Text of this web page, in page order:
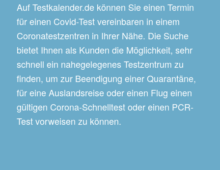
Auf Testkalender.de können Sie einen Termin
für einen Covid-Test vereinbaren in einem
Coronatestzentren in Ihrer Nähe. Die Suche
bietet Ihnen als Kunden die Möglichkeit, sehr
schnell ein nahegelegenes Testzentrum zu
finden, um zur Beendigung einer Quarantäne,
für eine Auslandsreise oder einen Flug einen
gültigen Corona-Schnelltest oder einen PCR-
Test vorweisen zu können.